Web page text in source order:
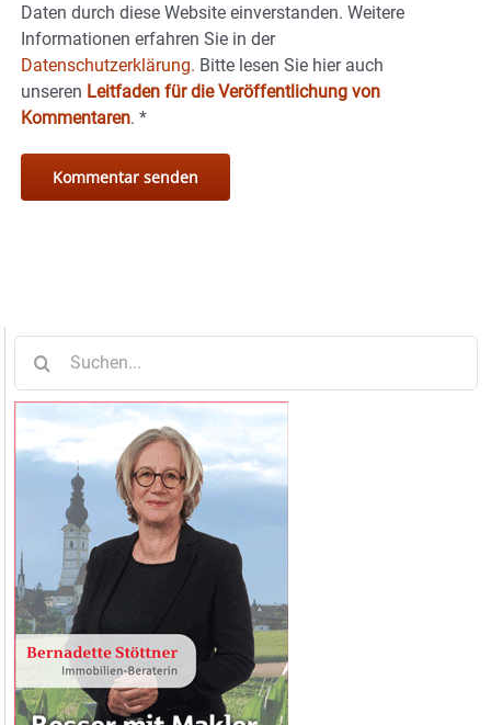
Daten durch diese Website einverstanden. Weitere
Informationen erfahren Sie in der
Datenschutzerklärung. Bitte lesen Sie hier auch
unseren Leitfaden für die Veröffentlichung von
Kommentaren. *
nach: